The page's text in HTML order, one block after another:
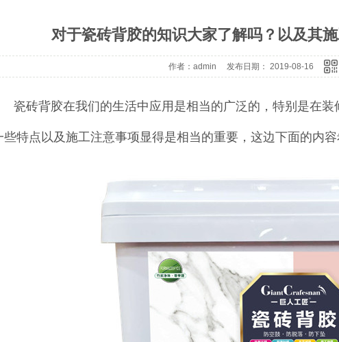
对于瓷砖背胶的知识大家了解吗？以及其
作者：admin 发布日期： 2019-08-16
瓷砖背胶在我们的生活中应用是相当的广泛的，特别是在
些特点以及施工注意事项显得是相当的重要，这边下面的内